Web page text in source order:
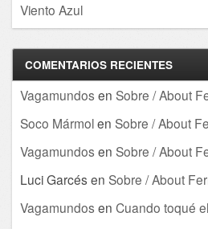
Viento Azul
COMENTARIOS RECIENTES
Vagamundos en Sobre / About
Soco Mármolen Sobre / About
Vagamundos en Sobre / About
Luci Garcés en Sobre / About
Vagamundos en Cuando toqué